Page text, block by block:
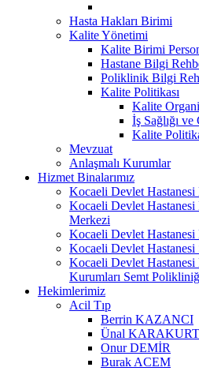
Hasta Hakları Birimi
Kalite Yönetimi
Kalite Birimi
Hastane Bilgi
Poliklinik Bilgi
Kalite Politikası
Kalite
İş Sağlığı
Kalite
Mevzuat
Anlaşmalı Kurumlar
Hizmet Binalarımız
Kocaeli Devlet Hastanesi
Kocaeli Devlet Hastanesi
Merkezi
Kocaeli Devlet
Kocaeli Devlet
Kocaeli Devlet Hastanesi
Kurumları Semt
Hekimlerimiz
Acil Tıp
Berrin KAZANCI
Ünal KARAKURT
Onur DEMİR
Burak ACEM